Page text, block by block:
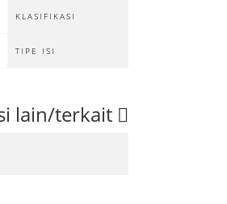
KLASIFIKASI
TIPE ISI